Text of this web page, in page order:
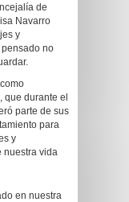
de
Navarro
y
no
durante el
parte de sus
para
y
nuestra vida
en nuestra